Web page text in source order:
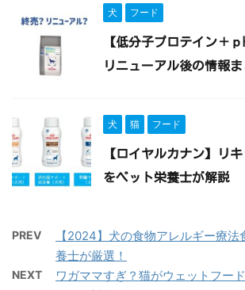
犬 フード
【低分子プロテイン＋ｐ
リニューアル後の情報ま
犬 猫 フード
【ロイヤルカナン】リ
をペット栄養士が解説
PREV
【2024】犬の食物アレルギー療
養士が厳選！
NEXT
ワガママすぎ？猫がウェットフー